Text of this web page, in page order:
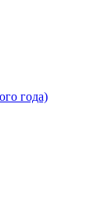
года)